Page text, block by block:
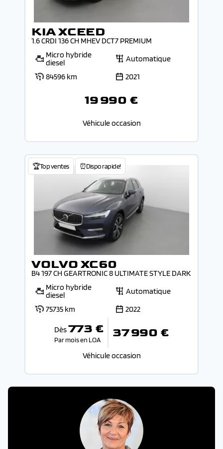
KIA XCEED
1.6 CRDI 136 CH MHEV DCT7 PREMIUM
Micro hybride
diesel
Automatique
84596 km
2021
19 990 €
Véhicule occasion
🏆Top ventes ⏰Dispo rapide!
VOLVO XC60
B4 197 CH GEARTRONIC 8 ULTIMATE STYLE DARK
Micro hybride
diesel
Automatique
75735 km
2022
Dès773 €
Par mois en LOA 37 990 €
Véhicule occasion